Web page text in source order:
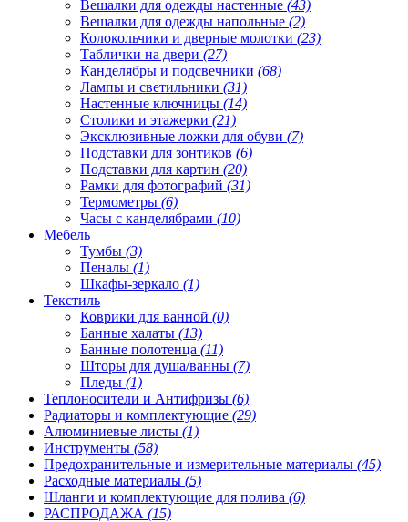
Вешалки для одежды настенные (43)
Вешалки для одежды напольные (2)
Колокольчики и дверные молотки (23)
Таблички на двери (27)
Канделябры и подсвечники (68)
Лампы и светильники (31)
Настенные ключницы (14)
Столики и этажерки (21)
Эксклюзивные ложки для обуви (7)
Подставки для зонтиков (6)
Подставки для картин (20)
Рамки для фотографий (31)
Термометры (6)
Часы с канделябрами (10)
Мебель
Тумбы (3)
Пеналы (1)
Шкафы-зеркало (1)
Текстиль
Коврики для ванной (0)
Банные халаты (13)
Банные полотенца (11)
Шторы для душа/ванны (7)
Пледы (1)
Теплоносители и Антифризы (6)
Радиаторы и комплектующие (29)
Алюминиевые листы (1)
Инструменты (58)
Предохранительные и измерительные материалы (45)
Расходные материалы (5)
Шланги и комплектующие для полива (6)
РАСПРОДАЖА (15)